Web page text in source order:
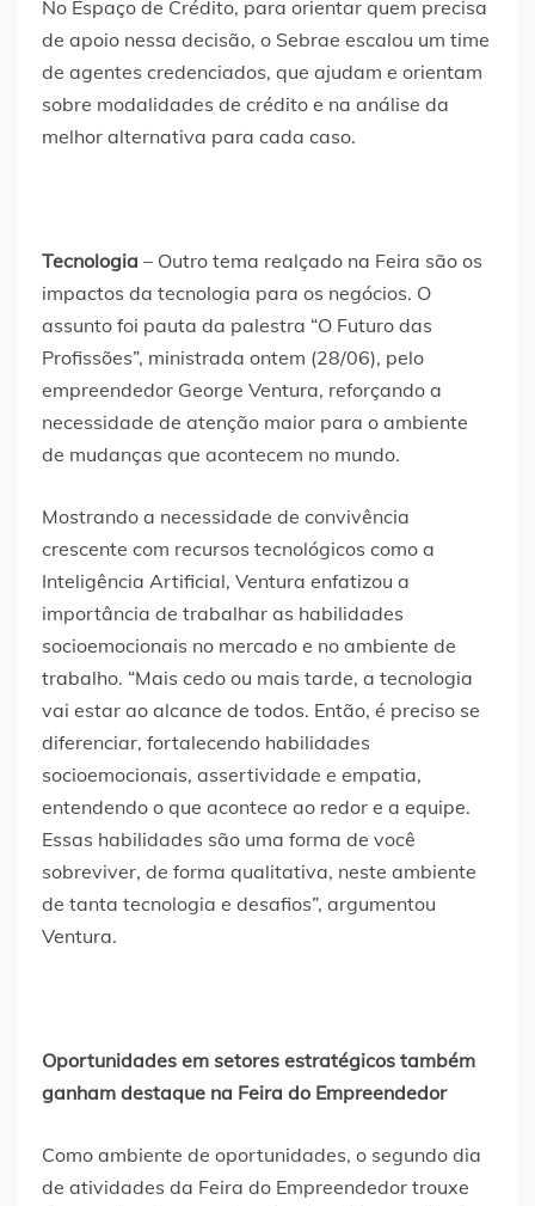
No Espaço de Crédito, para orientar quem precisa
de apoio nessa decisão, o Sebrae escalou um time
de agentes credenciados, que ajudam e orientam
sobre modalidades de crédito e na análise da
melhor alternativa para cada caso.
Tecnologia – Outro tema realçado na Feira são os
impactos da tecnologia para os negócios. O
assunto foi pauta da palestra “O Futuro das
Profissões”, ministrada ontem (28/06), pelo
empreendedor George Ventura, reforçando a
necessidade de atenção maior para o ambiente
de mudanças que acontecem no mundo.
Mostrando a necessidade de convivência
crescente com recursos tecnológicos como a
Inteligência Artificial, Ventura enfatizou a
importância de trabalhar as habilidades
socioemocionais no mercado e no ambiente de
trabalho. “Mais cedo ou mais tarde, a tecnologia
vai estar ao alcance de todos. Então, é preciso se
diferenciar, fortalecendo habilidades
socioemocionais, assertividade e empatia,
entendendo o que acontece ao redor e a equipe.
Essas habilidades são uma forma de você
sobreviver, de forma qualitativa, neste ambiente
de tanta tecnologia e desafios”, argumentou
Ventura.
Oportunidades em setores estratégicos também
ganham destaque na Feira do Empreendedor
Como ambiente de oportunidades, o segundo dia
de atividades da Feira do Empreendedor trouxe